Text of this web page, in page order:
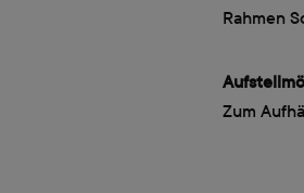
Rahmen
Zum